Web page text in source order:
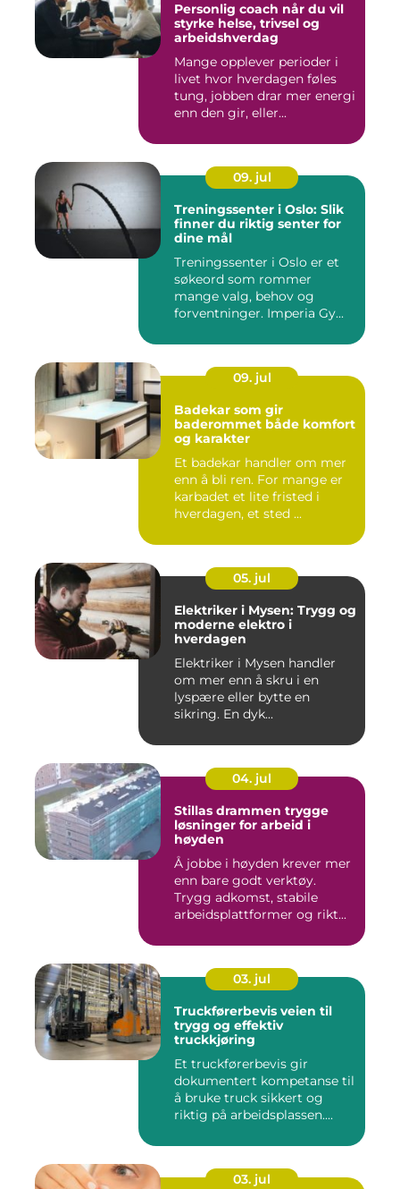
Personlig coach når du vil
styrke helse, trivsel og
arbeidshverdag
Mange opplever perioder i
livet hvor hverdagen føles
tung, jobben drar mer energi
enn den gir, eller...
09. jul
Treningssenter i Oslo: Slik
finner du riktig senter for
dine mål
Treningssenter i Oslo er et
søkeord som rommer
mange valg, behov og
forventninger. Imperia Gy...
09. jul
Badekar som gir
baderommet både komfort
og karakter
Et badekar handler om mer
enn å bli ren. For mange er
karbadet et lite fristed i
hverdagen, et sted ...
05. jul
Elektriker i Mysen: Trygg og
moderne elektro i
hverdagen
Elektriker i Mysen handler
om mer enn å skru i en
lyspære eller bytte en
sikring. En dyk...
04. jul
Stillas drammen trygge
løsninger for arbeid i
høyden
Å jobbe i høyden krever mer
enn bare godt verktøy.
Trygg adkomst, stabile
arbeidsplattformer og rikt...
03. jul
Truckførerbevis veien til
trygg og effektiv
truckkjøring
Et truckførerbevis gir
dokumentert kompetanse til
å bruke truck sikkert og
riktig på arbeidsplassen....
03. jul